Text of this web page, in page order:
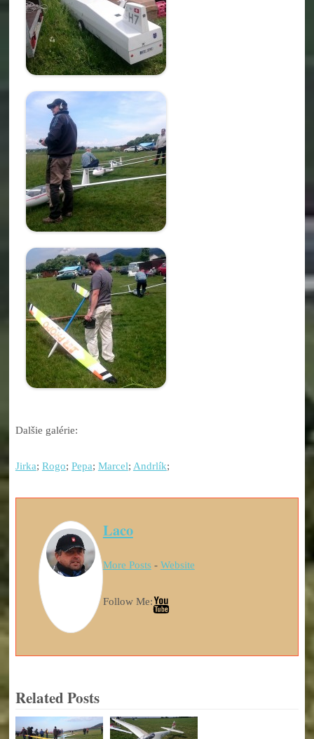
Dalšie galérie:
Jirka; Rogo; Pepa; Marcel; Andrlík;
Laco
More Posts- Website
Follow Me:
Related Posts